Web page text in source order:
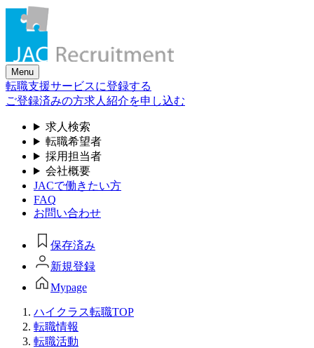
Skip
content
Menu
転職支援サービスに登録する
ご登録済みの方求人紹介を申し込む
求人検索
転職希望者
採用担当者
会社概要
JACで働きたい方
FAQ
お問い合わせ
保存済み
新規登録
Mypage
ハイクラス転職TOP
転職情報
転職活動